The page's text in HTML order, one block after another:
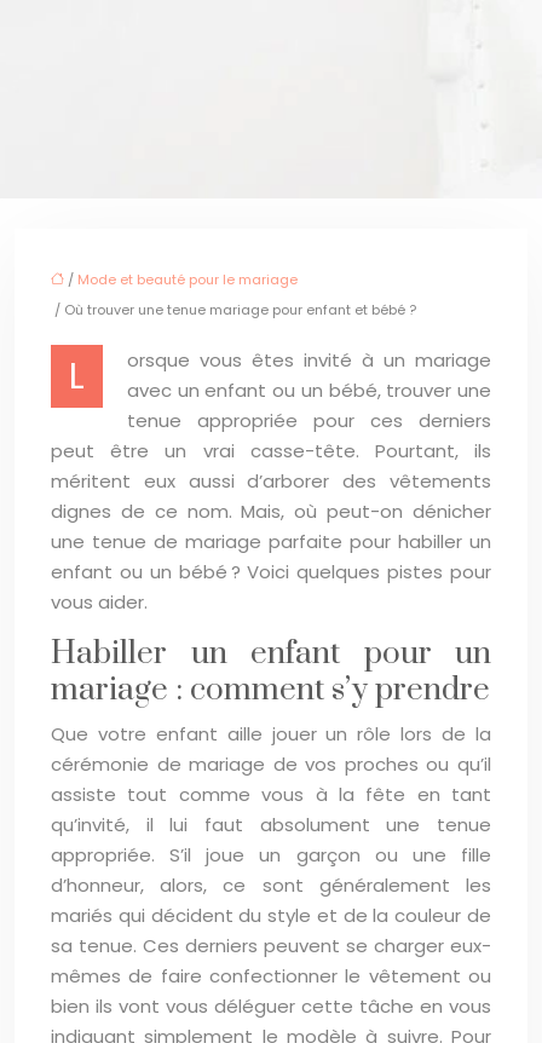
/ Mode et beauté pour le mariage
/ Où trouver une tenue mariage pour enfant et bébé ?
L
orsque vous êtes invité à un mariage
avec un enfant ou un bébé, trouver une
tenue appropriée pour ces derniers
peut être un vrai casse-tête. Pourtant, ils
méritent eux aussi d’arborer des vêtements
dignes de ce nom. Mais, où peut-on dénicher
une tenue de mariage parfaite pour habiller un
enfant ou un bébé ? Voici quelques pistes pour
vous aider.
Habiller un enfant pour un
mariage : comment s’y prendre
Que votre enfant aille jouer un rôle lors de la
cérémonie de mariage de vos proches ou qu’il
assiste tout comme vous à la fête en tant
qu’invité, il lui faut absolument une tenue
appropriée. S’il joue un garçon ou une fille
d’honneur, alors, ce sont généralement les
mariés qui décident du style et de la couleur de
sa tenue. Ces derniers peuvent se charger eux-
mêmes de faire confectionner le vêtement ou
bien ils vont vous déléguer cette tâche en vous
indiquant simplement le modèle à suivre. Pour